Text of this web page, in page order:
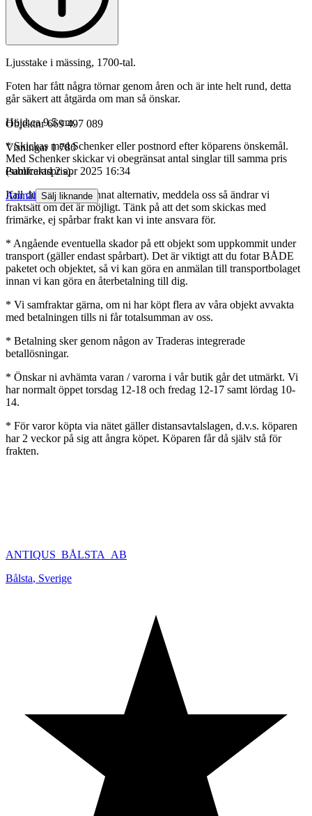
Ljusstake i mässing, 1700-tal.
Foten har fått några törnar genom åren och är inte helt rund, detta
går säkert att åtgärda om man så önskar.
Höjd ca 9.5 cm.
* Skickas med Schenker eller postnord efter köparens önskemål.
Med Schenker skickar vi obegränsat antal singlar till samma pris
(samfraktspris).
Ifall du föredrar ett annat alternativ, meddela oss så ändrar vi
fraktsätt om det är möjligt. Tänk på att det som skickas med
frimärke, ej spårbar frakt kan vi inte ansvara för.
* Angående eventuella skador på ett objekt som uppkommit under
transport (gäller endast spårbart). Det är viktigt att du fotar BÅDE
paketet och objektet, så vi kan göra en anmälan till transportbolaget
innan vi kan göra en återbetalning till dig.
* Vi samfraktar gärna, om ni har köpt flera av våra objekt avvakta
med betalningen tills ni får totalsumman av oss.
* Betalning sker genom någon av Traderas integrerade
betallösningar.
* Önskar ni avhämta varan / varorna i vår butik går det utmärkt. Vi
har normalt öppet torsdag 12-18 och fredag 12-17 samt lördag 10-
14.
* För varor köpta via nätet gäller distansavtalslagen, d.v.s. köparen
har 2 veckor på sig att ångra köpet. Köparen får då själv stå för
frakten.
Objektnr 669 497 089
Visningar 1 786
Publicerad 2 apr 2025 16:34
Anmäl Sälj liknande
ANTIQUS_BÅLSTA_AB
Bålsta, Sverige